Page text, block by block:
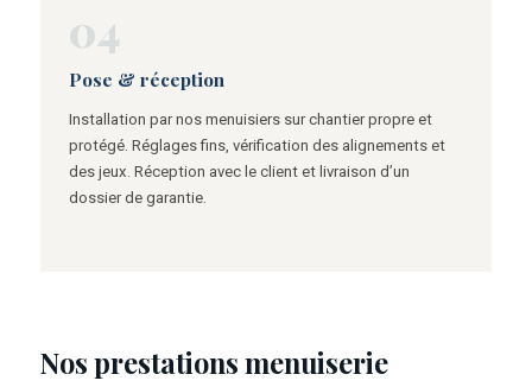
04
Pose & réception
Installation par nos menuisiers sur chantier propre et
protégé. Réglages fins, vérification des alignements et
des jeux. Réception avec le client et livraison d’un
dossier de garantie.
Nos prestations menuiserie